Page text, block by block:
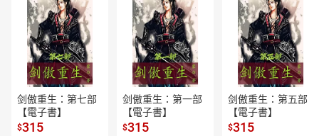
剑傲重生：第七部
【電子書】
$315
剑傲重生：第一部
【電子書】
$315
剑傲重生：第五部
【電子書】
$315